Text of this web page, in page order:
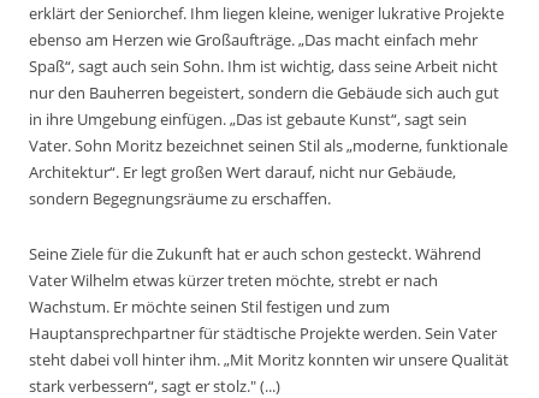
erklärt der Seniorchef. Ihm liegen kleine, weniger lukrative Projekte
ebenso am Herzen wie Großaufträge. „Das macht einfach mehr
Spaß“, sagt auch sein Sohn. Ihm ist wichtig, dass seine Arbeit nicht
nur den Bauherren begeistert, sondern die Gebäude sich auch gut
in ihre Umgebung einfügen. „Das ist gebaute Kunst“, sagt sein
Vater. Sohn Moritz bezeichnet seinen Stil als „moderne, funktionale
Architektur“. Er legt großen Wert darauf, nicht nur Gebäude,
sondern Begegnungsräume zu erschaffen.
Seine Ziele für die Zukunft hat er auch schon gesteckt. Während
Vater Wilhelm etwas kürzer treten möchte, strebt er nach
Wachstum. Er möchte seinen Stil festigen und zum
Hauptansprechpartner für städtische Projekte werden. Sein Vater
steht dabei voll hinter ihm. „Mit Moritz konnten wir unsere Qualität
stark verbessern“, sagt er stolz." (...)